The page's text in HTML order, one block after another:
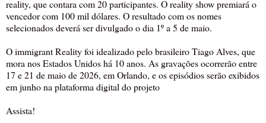
reality, que contara com 20 participantes. O reality show premiará o
vencedor com 100 mil dólares. O resultado com os nomes
selecionados deverá ser divulgado o dia 1º a 5 de maio.
O immigrant Reality foi idealizado pelo brasileiro Tiago Alves, que
mora nos Estados Unidos há 10 anos. As gravações ocorrerão entre
17 e 21 de maio de 2026, em Orlando, e os episódios serão exibidos
em junho na plataforma digital do projeto
Assista!